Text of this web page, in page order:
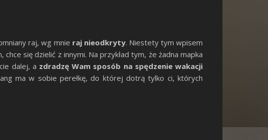
raj, wg mnie raj nieodkryty. Niestety tym wpisem
się dzielić z innymi. Na przykład tym, że żadna mapka
dalej, a zdradzę Wam sposób na spędzenie wakacji
ma w sobie perełkę, do której dotrą tylko ci, których